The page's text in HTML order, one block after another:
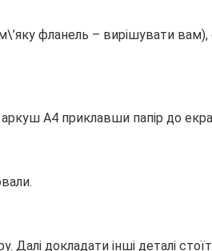
фланель – вирішувати
А4 приклавши папір до
докладати інші деталі